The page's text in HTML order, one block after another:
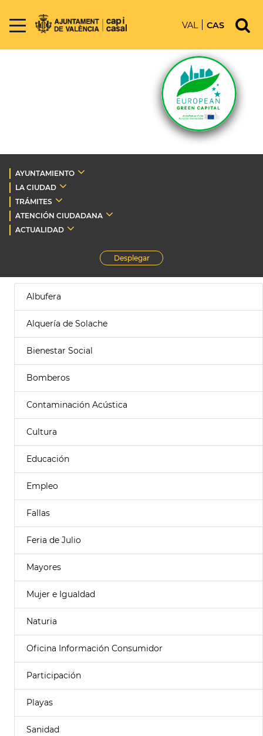
VAL CAS
AYUNTAMIENTO
LA CIUDAD
TRÁMITES
ATENCIÓN CIUDADANA
ACTUALIDAD
Desplegar
Albufera
Alquería de Solache
Bienestar Social
Bomberos
Contaminación Acústica
Cultura
Educación
Empleo
Fallas
Feria de Julio
Mayores
Mujer e Igualdad
Naturia
Oficina Información Consumidor
Participación
Playas
Sanidad